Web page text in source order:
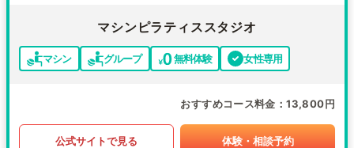
マシンピラティススタジオ
マシン グループ 無料体験 女性専用
おすすめコース料金 13,800円
公式サイトで見る 体験・相談予約